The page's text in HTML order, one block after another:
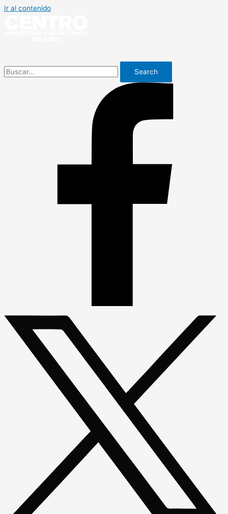
Ir al contenido
Search